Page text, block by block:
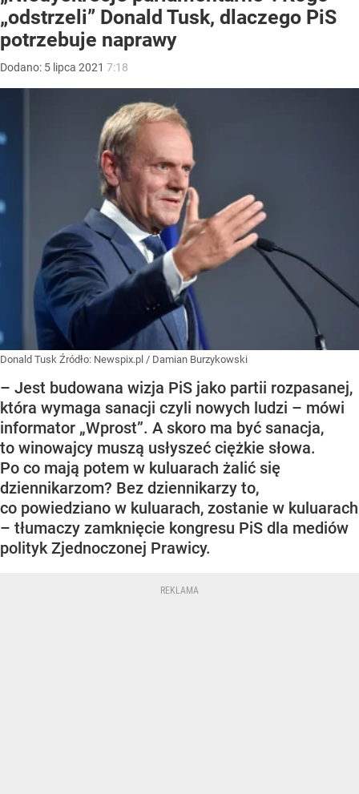
„odstrzeli” Donald Tusk, dlaczego PiS
potrzebuje naprawy
Dodano: 5 lipca 2021 7:18
Donald Tusk Źródło: Newspix.pl / Damian Burzykowski
– Jest budowana wizja PiS jako partii rozpasanej,
która wymaga sanacji czyli nowych ludzi – mówi
informator „Wprost”. A skoro ma być sanacja,
to winowajcy muszą usłyszeć ciężkie słowa.
Po co mają potem w kuluarach żalić się
dziennikarzom? Bez dziennikarzy to,
co powiedziano w kuluarach, zostanie w kuluarach
– tłumaczy zamknięcie kongresu PiS dla mediów
polityk Zjednoczonej Prawicy.